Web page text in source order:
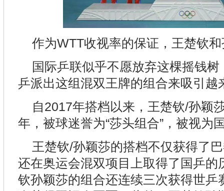
作为WTT收视率的保证，王楚钦
国际乒联似乎不愿放弃这棵摇钱
乒派出这组混双王牌的组合来吸引越
自2017年搭档以来，王楚钦/孙颖
年，被球迷誉为“莎头组合”，被视为
王楚钦/孙颖莎的搭档不仅获得了
还在奥运会混双项目上取得了国乒的
钦孙颖莎的组合还连续三次获得世乒